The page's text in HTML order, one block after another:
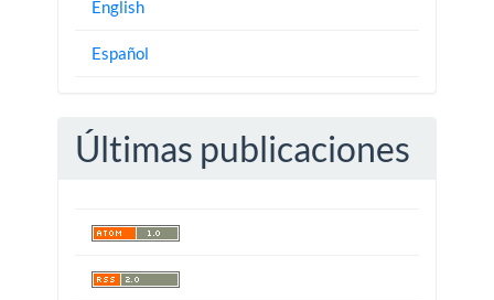
English
Español
Últimas publicaciones